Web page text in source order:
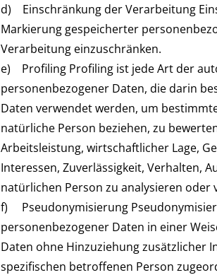
d) Einschränkung der Verarbeitung
Markierung gespeicherter
Verarbeitung einzuschränken.
e) Profiling Profiling ist jede Art der
personenbezogener Daten, die darin
Daten verwendet werden, um
natürliche Person beziehen, zu
Arbeitsleistung, wirtschaftlicher Lage,
Interessen, Zuverlässigkeit, Verhalten,
natürlichen Person zu analysieren oder
f) Pseudonymisierung
personenbezogener Daten in einer
Daten ohne Hinzuziehung zusätzlicher
spezifischen betroffenen Person